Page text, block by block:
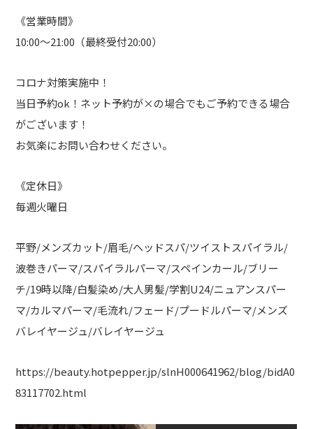
《営業時間》
10:00～21:00（最終受付20:00）
コロナ対策実施中！
当日予約ok！ネット予約が×の場合でもご予約できる場合
がございます！
お気楽にお問い合わせください。
《定休日》
毎週火曜日
平野/メンズカット/眉毛/ヘッドスパ/ツイストスパイラル/
波巻きパーマ/スパイラルパーマ/スペインカール/ブリー
チ/19時以降/白髪染め/大人男髪/学割U24/ニュアンスパー
マ/カルマパーマ/毛流れ/フェード/プードルパーマ/メンズ
バレイヤージュ/バレイヤージュ
https://beauty.hotpepper.jp/slnH000641962/blog/bidA0
83117702.html